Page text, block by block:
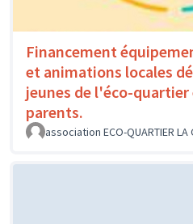
Financement
et animations locales
jeunes de l'éco-quartier
parents.
association ECO-QUARTIER LA